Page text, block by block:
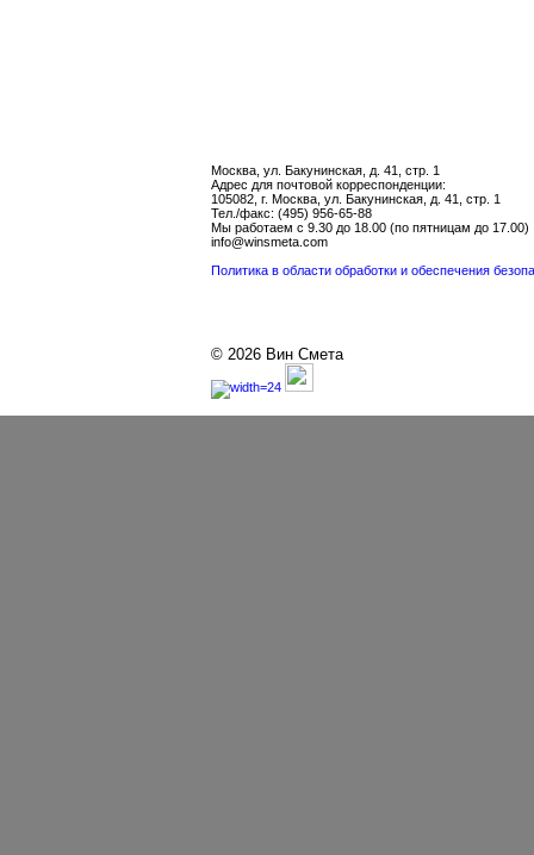
Москва, ул. Бакунинская, д. 41, стр. 1
Адрес для почтовой корреспонденции:
105082, г. Москва, ул. Бакунинская, д. 41, стр. 1
Тел./факс: (495) 956-65-88
Мы работаем с 9.30 до 18.00 (по пятницам до 17.00)
info@winsmeta.com
Политика в области обработки и обеспечения
© 2026 Вин Смета